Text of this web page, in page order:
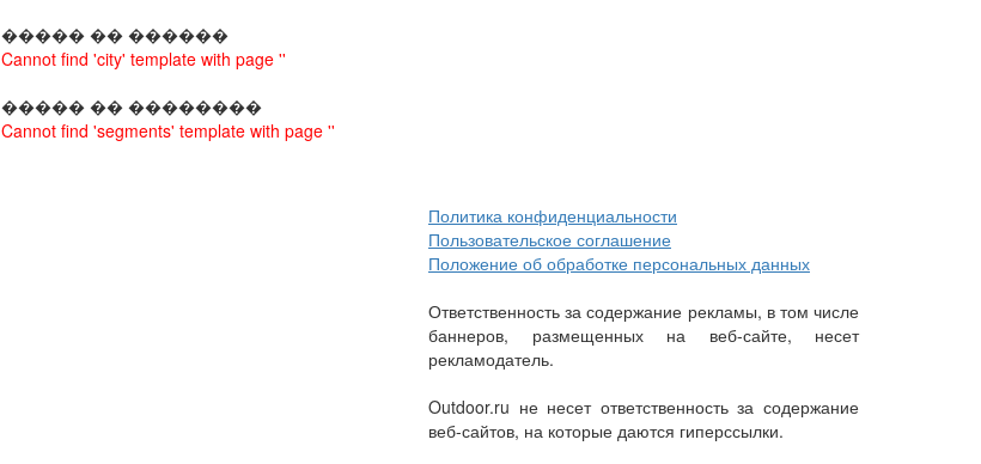
����� �� ������
Cannot find 'city' template with page ''
����� �� ��������
Cannot find 'segments' template with page ''
Политика конфиденциальности
Пользовательское соглашение
Положение об обработке персональных данных
Ответственность за содержание рекламы, в том числе
баннеров, размещенных на веб-сайте, несет
рекламодатель.
Outdoor.ru не несет ответственность за содержание
веб-сайтов, на которые даются гиперссылки.